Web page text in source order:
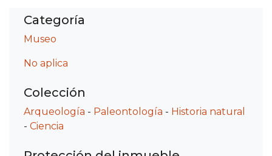
Categoría
Museo
No aplica
Colección
Arqueología - Paleontología - Historia natural
- Ciencia